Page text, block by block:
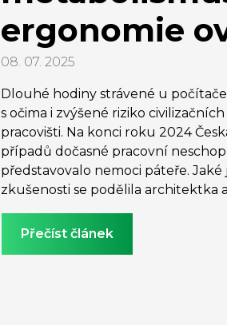
ergonomie
08. 07. 2025
Dlouhé hodiny strávené u
s očima i zvýšené riziko
pracovišti. Na konci roku 2024
případů dočasné pracovní
představovalo nemoci páteře.
zkušenosti se podělila architektka
Přečíst článek